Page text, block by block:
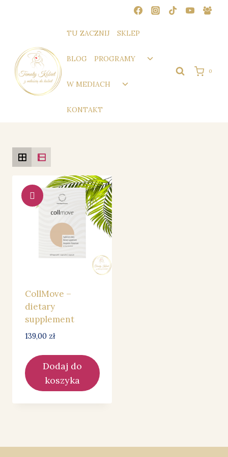
TU ZACZNIJ SKLEP
BLOG PROGRAMY
Przełącz
podrzędne
W MEDIACH
Przełącz
KONTAKT
0
CollMove –
dietary
supplement
139,00 zł
Dodaj do
koszyka